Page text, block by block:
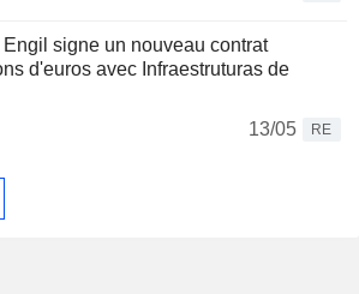
signe un nouveau contrat
d'euros avec Infraestruturas de
13/05
RE